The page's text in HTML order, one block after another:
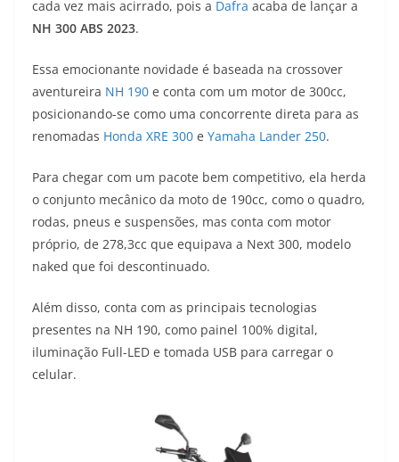
t
p
e
r
a
e
o
t
r
y
n
cada vez mais acirrado, pois a Dafra acaba de lançar a
NH 300 ABS 2023.
Essa emocionante novidade é baseada na crossover
aventureira NH 190 e conta com um motor de 300cc,
posicionando-se como uma concorrente direta para as
renomadas Honda XRE 300 e Yamaha Lander 250.
Para chegar com um pacote bem competitivo, ela herda
o conjunto mecânico da moto de 190cc, como o quadro,
rodas, pneus e suspensões, mas conta com motor
próprio, de 278,3cc que equipava a Next 300, modelo
naked que foi descontinuado.
Além disso, conta com as principais tecnologias
presentes na NH 190, como painel 100% digital,
iluminação Full-LED e tomada USB para carregar o
celular.